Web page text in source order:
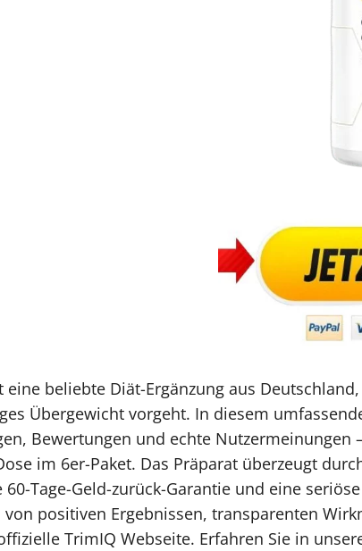
eine beliebte Diät-Ergänzung aus
Übergewicht vorgeht. In diesem
Bewertungen und echte
im 6er-Paket. Das Präparat überzeugt
60-Tage-Geld-zurück-Garantie und eine
positiven Ergebnissen, transparenten
TrimIQ Webseite. Erfahren Sie in